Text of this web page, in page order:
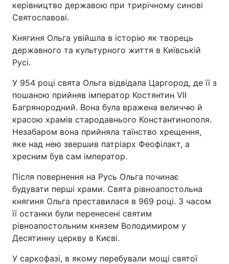
керівництво державою при трирічному синові
Святославові.
Княгиня Ольга увійшла в історію як творець
державного та культурного життя в Київській
Русі.
У 954 році свята Ольга відвідала Царгород, де її з
пошаною прийняв імператор Костянтин VII
Багрянородний. Вона була вражена величчю й
красою храмів стародавнього Константинополя.
Незабаром вона прийняла таїнство хрещення,
яке над нею звершив патріарх Феофілакт, а
хресним був сам імператор.
Після повернення на Русь Ольга починає
будувати перші храми. Свята рівноапостольна
княгиня Ольга преставилася в 969 році. З часом
її останки були перенесені святим
рівноапостольним князем Володимиром у
Десятинну церкву в Києві.
У саркофазі, в якому перебували мощі святої